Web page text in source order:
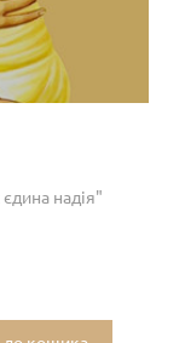
надія"